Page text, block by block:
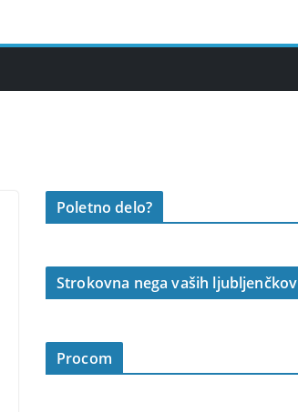
Poletno delo?
Strokovna nega vaših ljubljenčkov
Procom